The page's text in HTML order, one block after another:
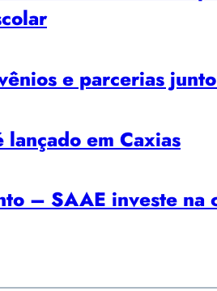
e parcerias
em Caxias
– SAAE investe na